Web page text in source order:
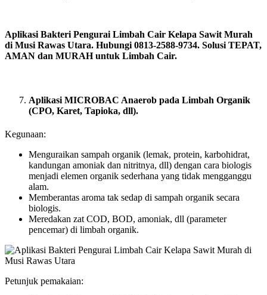
Aplikasi Bakteri Pengurai Limbah Cair Kelapa Sawit Murah
di Musi Rawas Utara. Hubungi 0813-2588-9734. Solusi TEPAT,
AMAN dan MURAH untuk Limbah Cair.
Aplikasi MICROBAC Anaerob pada Limbah Organik
(CPO, Karet, Tapioka, dll).
Kegunaan:
Menguraikan sampah organik (lemak, protein, karbohidrat,
kandungan amoniak dan nitritnya, dll) dengan cara biologis
menjadi elemen organik sederhana yang tidak mengganggu
alam.
Memberantas aroma tak sedap di sampah organik secara
biologis.
Meredakan zat COD, BOD, amoniak, dll (parameter
pencemar) di limbah organik.
Petunjuk pemakaian: